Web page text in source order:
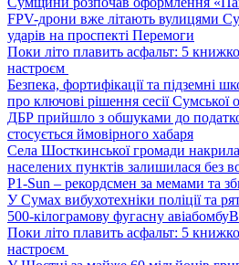
FPV-дрони вже літають вулицями
ударів на проспекті Перемоги
Поки літо плавить асфальт: 5
настроєм
Безпека, фортифікації та підземні
про ключові рішення сесії Сумської
ДБР прийшло з обшуками до
стосується ймовірного хабаря
Села Шосткинської громади накрила
населених пунктів залишилася без
P1-Sun – рекордсмен за мемами та
У Сумах вибухотехніки поліції та
500-кілограмову фугасну авіабомбу
Поки літо плавить асфальт: 5
настроєм